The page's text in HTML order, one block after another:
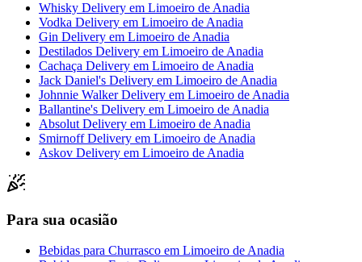
Whisky Delivery em Limoeiro de Anadia
Vodka Delivery em Limoeiro de Anadia
Gin Delivery em Limoeiro de Anadia
Destilados Delivery em Limoeiro de Anadia
Cachaça Delivery em Limoeiro de Anadia
Jack Daniel's Delivery em Limoeiro de Anadia
Johnnie Walker Delivery em Limoeiro de Anadia
Ballantine's Delivery em Limoeiro de Anadia
Absolut Delivery em Limoeiro de Anadia
Smirnoff Delivery em Limoeiro de Anadia
Askov Delivery em Limoeiro de Anadia
Para sua ocasião
Bebidas para Churrasco em Limoeiro de Anadia